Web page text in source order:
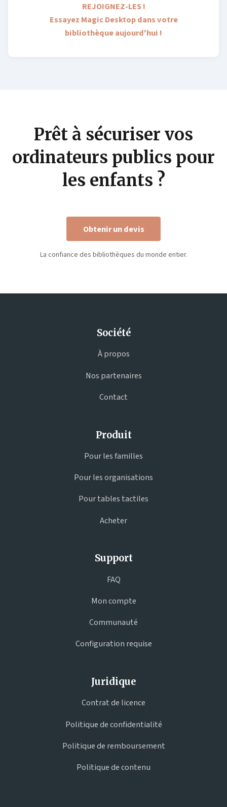
REJOIGNEZ-LES !
Essayez Magic Desktop dans votre
bibliothèque aujourd'hui !
Prêt à sécuriser vos
ordinateurs publics pour
les enfants ?
Obtenir un devis
La confiance des bibliothèques du monde entier.
Société
À propos
Nos partenaires
Contact
Produit
Pour les familles
Pour les organisations
Pour tables tactiles
Acheter
Support
FAQ
Mon compte
Communauté
Configuration requise
Juridique
Contrat de licence
Politique de confidentialité
Politique de remboursement
Politique de contenu